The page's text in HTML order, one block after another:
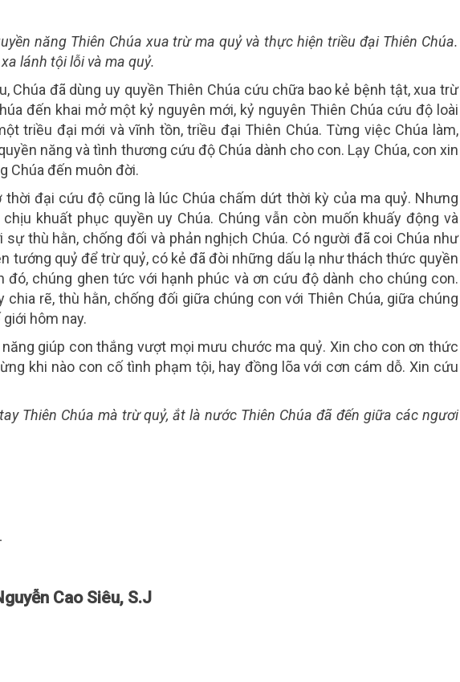
năng Thiên Chúa xua trừ ma quỷ và thực hiện triều đại Thiên Chúa.
lánh tội lỗi và ma quỷ.
Chúa đã dùng uy quyền Thiên Chúa cứu chữa bao kẻ bệnh tật, xua trừ
đến khai mở một kỷ nguyên mới, kỷ nguyên Thiên Chúa cứu độ loài
triều đại mới và vĩnh tồn, triều đại Thiên Chúa. Từng việc Chúa làm,
năng và tình thương cứu độ Chúa dành cho con. Lạy Chúa, con xin
Chúa đến muôn đời.
thời đại cứu độ cũng là lúc Chúa chấm dứt thời kỳ của ma quỷ. Nhưng
khuất phục quyền uy Chúa. Chúng vẫn còn muốn khuấy động và
thù hằn, chống đối và phản nghịch Chúa. Có người đã coi Chúa như
tướng quỷ để trừ quỷ, có kẻ đã đòi những dấu lạ như thách thức quyền
đó, chúng ghen tức với hạnh phúc và ơn cứu độ dành cho chúng con.
chia rẽ, thù hằn, chống đối giữa chúng con với Thiên Chúa, giữa chúng
hôm nay.
năng giúp con thắng vượt mọi mưu chước ma quỷ. Xin cho con ơn thức
khi nào con cố tình phạm tội, hay đồng lõa với cơn cám dỗ. Xin cứu
Thiên Chúa mà trừ quỷ, ắt là nước Thiên Chúa đã đến giữa các ngươi
Cao Siêu, S.J